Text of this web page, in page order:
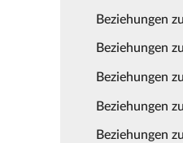
Beziehungen
Beziehungen
Beziehungen
Beziehungen
Beziehungen